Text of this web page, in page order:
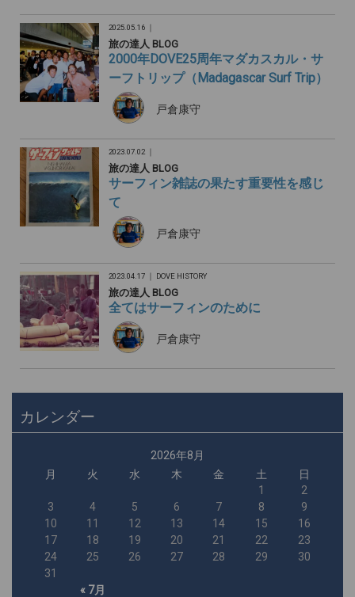
2025.05.16 ｜
旅の達人 BLOG
2000年DOVE25周年マダカスカル・サ
ーフトリップ（Madagascar Surf Trip）
戸倉康守
2023.07.02 ｜
旅の達人 BLOG
サーフィン雑誌の果たす重要性を感じ
て
戸倉康守
2023.04.17 ｜ DOVE HISTORY
旅の達人 BLOG
全てはサーフィンのために
戸倉康守
カレンダー
2026年8月
月
火 水 木 金 土 日
« 7月
1
2
3
4 5 6 7 8
9
10
11 12 13 14 15
16
17
18 19 20 21 22
23
24
25 26 27 28 29
30
31